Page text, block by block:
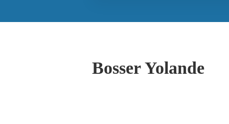
Bosser Yolande